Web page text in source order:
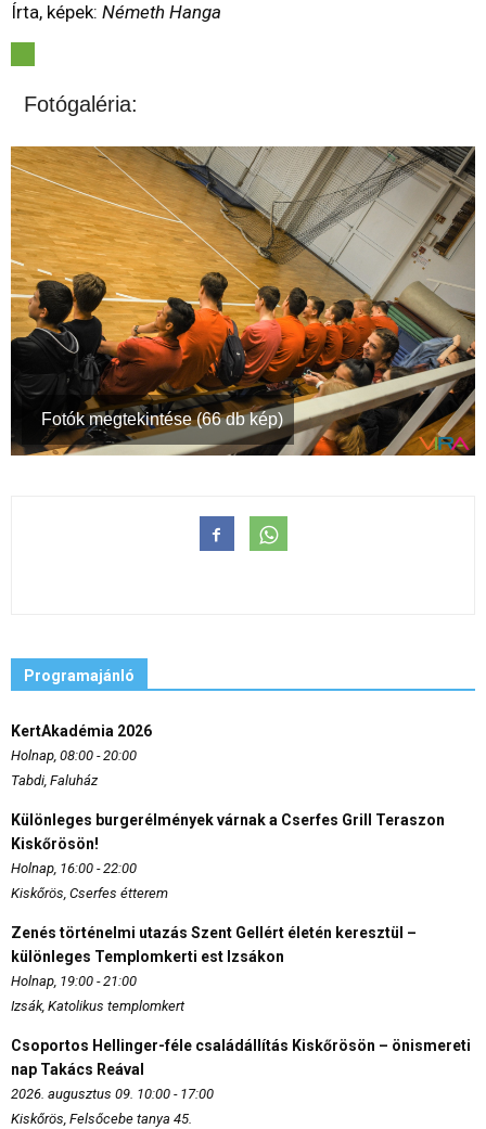
Írta, képek: Németh Hanga
Fotógaléria:
Fotók megtekintése (66 db kép)
Programajánló
KertAkadémia 2026
Holnap, 08:00 - 20:00
Tabdi, Faluház
Különleges burgerélmények várnak a Cserfes Grill Teraszon
Kiskőrösön!
Holnap, 16:00 - 22:00
Kiskőrös, Cserfes étterem
Zenés történelmi utazás Szent Gellért életén keresztül –
különleges Templomkerti est Izsákon
Holnap, 19:00 - 21:00
Izsák, Katolikus templomkert
Csoportos Hellinger-féle családállítás Kiskőrösön – önismereti
nap Takács Reával
2026. augusztus 09. 10:00 - 17:00
Kiskőrös, Felsőcebe tanya 45.